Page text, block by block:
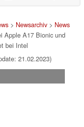
> Newsarchiv> News
Apple A17 Bionic und
bei Intel
21.02.2023)